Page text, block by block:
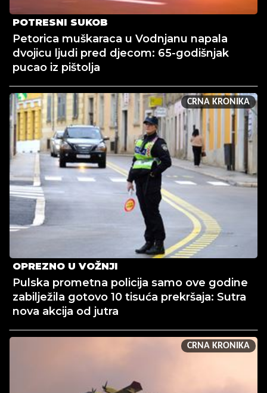
POTRESNI SUKOB
Petorica muškaraca u Vodnjanu napala
dvojicu ljudi pred djecom: 65-godišnjak
pucao iz pištolja
CRNA KRONIKA
OPREZNO U VOŽNJI
Pulska prometna policija samo ove godine
zabilježila gotovo 10 tisuća prekršaja: Sutra
nova akcija od jutra
CRNA KRONIKA